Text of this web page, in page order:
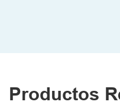
Productos